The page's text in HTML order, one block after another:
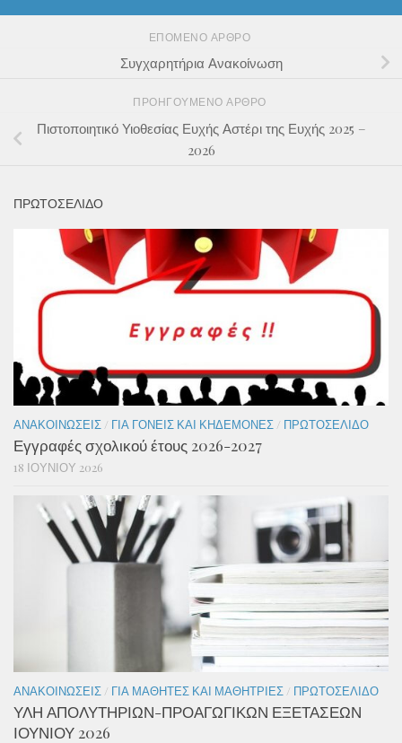
ΕΠΌΜΕΝΟ ΆΡΘΡΟ
Συγχαρητήρια Ανακοίνωση
ΠΡΟΗΓΟΎΜΕΝΟ ΆΡΘΡΟ
Πιστοποιητικό Υιοθεσίας Ευχής Αστέρι της Ευχής 2025 –
2026
ΠΡΩΤΟΣΕΛΙΔΟ
ΑΝΑΚΟΙΝΏΣΕΙΣ / ΓΙΑ ΓΟΝΕΊΣ ΚΑΙ ΚΗΔΕΜΌΝΕΣ / ΠΡΩΤΟΣΈΛΙΔΟ
Εγγραφές σχολικού έτους 2026-2027
18 ΙΟΥΝΊΟΥ 2026
ΑΝΑΚΟΙΝΏΣΕΙΣ / ΓΙΑ ΜΑΘΗΤΈΣ ΚΑΙ ΜΑΘΉΤΡΙΕΣ / ΠΡΩΤΟΣΈΛΙΔΟ
ΥΛΗ ΑΠΟΛΥΤΗΡΙΩΝ-ΠΡΟΑΓΩΓΙΚΩΝ ΕΞΕΤΑΣΕΩΝ
ΙΟΥΝΙΟΥ 2026